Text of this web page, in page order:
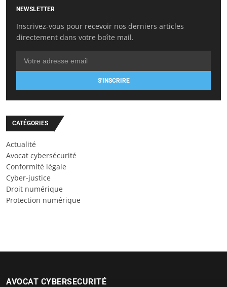
NEWSLETTER
Inscrivez-vous pour recevoir nos derniers articles
directement dans votre boîte mail.
S'INSCRIRE
CATÉGORIES
Actualité
Avocat cybersécurité
Conformité légale
Cyber-justice
Droit numérique
Protection numérique
AVOCAT CYBERSECURITÉ